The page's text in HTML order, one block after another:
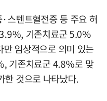
스텐트혈전증 등 주요 허
기존치료군 5.0%
임상적으로 의미 있는
기존치료군 4.8%로 맞
한 것으로 나타났다.